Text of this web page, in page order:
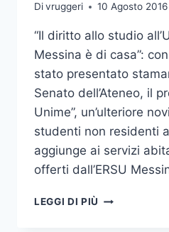
Divruggeri 10 Agosto 2016
“Il diritto allo studio
Messina è di casa”:
stato presentato
Senato dell’Ateneo, il
Unime”, un’ulteriore
studenti non residenti
aggiunge ai servizi
offerti dall’ERSU
LEGGI DI PIÙ “CASA